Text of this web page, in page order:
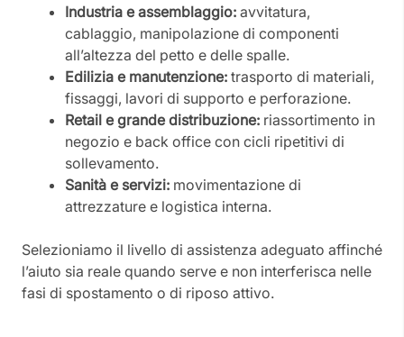
Industria e assemblaggio: avvitatura,
cablaggio, manipolazione di componenti
all’altezza del petto e delle spalle.
Edilizia e manutenzione: trasporto di materiali,
fissaggi, lavori di supporto e perforazione.
Retail e grande distribuzione: riassortimento in
negozio e back office con cicli ripetitivi di
sollevamento.
Sanità e servizi: movimentazione di
attrezzature e logistica interna.
Selezioniamo il livello di assistenza adeguato affinché
l’aiuto sia reale quando serve e non interferisca nelle
fasi di spostamento o di riposo attivo.